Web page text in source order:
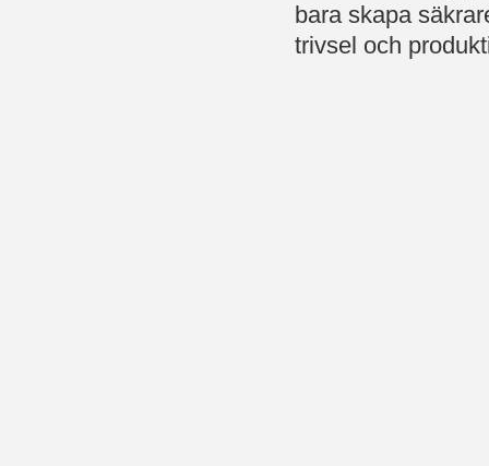
bara skapa
trivsel och